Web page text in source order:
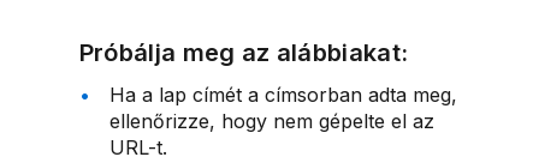
Próbálja meg az alábbiakat:
Ha a lap címét a címsorban adta meg,
ellenőrizze, hogy nem gépelte el az
URL-t.